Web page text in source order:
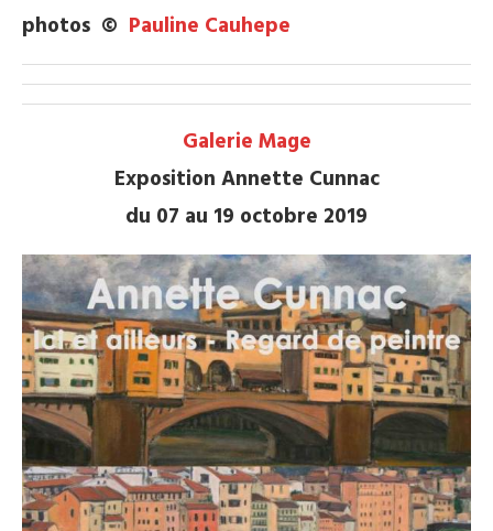
photos © Pauline Cauhepe
Galerie Mage
Exposition Annette Cunnac
du 07 au 19 octobre 2019